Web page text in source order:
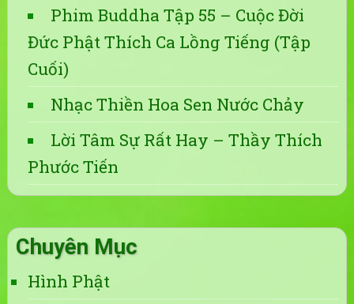
Phim Buddha Tập 55 – Cuộc Đời
Đức Phật Thích Ca Lồng Tiếng (Tập
Cuối)
Nhạc Thiền Hoa Sen Nước Chảy
Lời Tâm Sự Rất Hay – Thầy Thích
Phước Tiến
Chuyên Mục
Hình Phật